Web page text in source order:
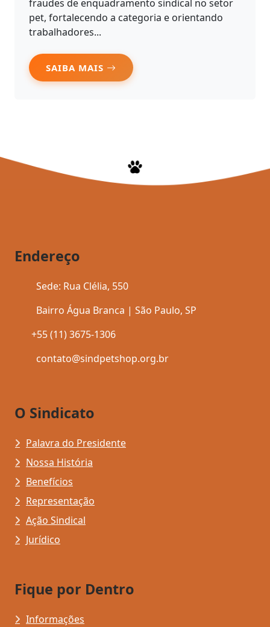
fraudes de enquadramento sindical no setor
pet, fortalecendo a categoria e orientando
trabalhadores...
SAIBA MAIS
Endereço
Sede: Rua Clélia, 550
Bairro Água Branca | São Paulo, SP
+55 (11) 3675-1306
contato@sindpetshop.org.br
O Sindicato
Palavra do Presidente
Nossa História
Benefícios
Representação
Ação Sindical
Jurídico
Fique por Dentro
Informações